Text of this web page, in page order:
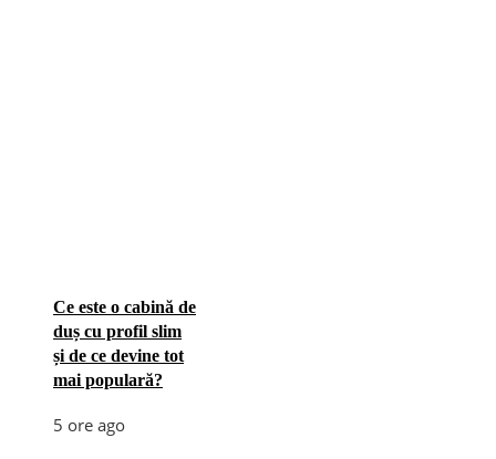
Ce este o cabină de
duș cu profil slim
și de ce devine tot
mai populară?
5 ore ago